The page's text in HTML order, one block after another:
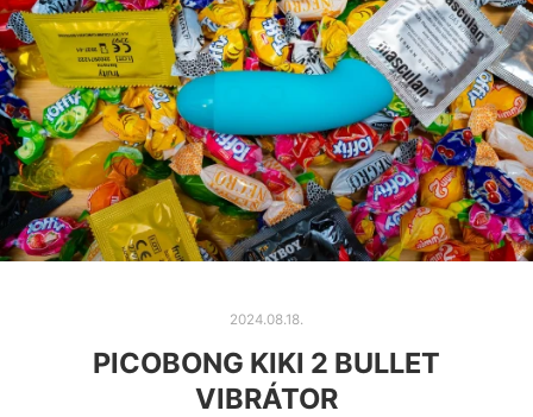
2024.08.18.
PICOBONG KIKI 2 BULLET
VIBRÁTOR